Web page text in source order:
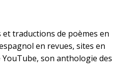
et traductions de poèmes en
en revues, sites en
son anthologie des